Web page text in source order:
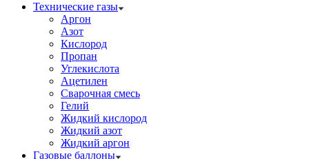
Технические газы
Аргон
Азот
Кислород
Пропан
Углекислота
Ацетилен
Сварочная смесь
Гелий
Жидкий кислород
Жидкий азот
Жидкий аргон
Газовые баллоны